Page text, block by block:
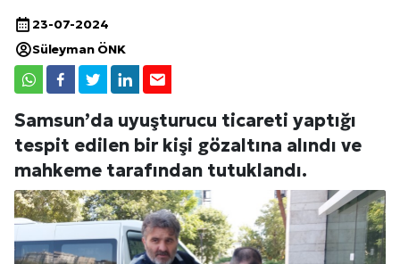
23-07-2024
Süleyman ÖNK
Samsun’da uyuşturucu ticareti yaptığı
tespit edilen bir kişi gözaltına alındı ve
mahkeme tarafından tutuklandı.